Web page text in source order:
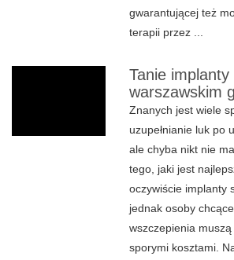
gwarantującej też
terapii przez ...
Tanie implanty
warszawskim
Znanych jest wiele
uzupełnianie luk po
ale chyba nikt nie
tego, jaki jest
oczywiście implanty
jednak osoby
wszczepienia
sporymi kosztami.